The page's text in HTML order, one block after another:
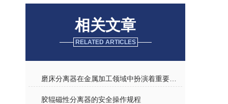
相关文章
RELATED ARTICLES
胶辊磁性分离器的安全操作规程